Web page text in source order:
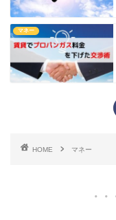
マネー
HOME マネー